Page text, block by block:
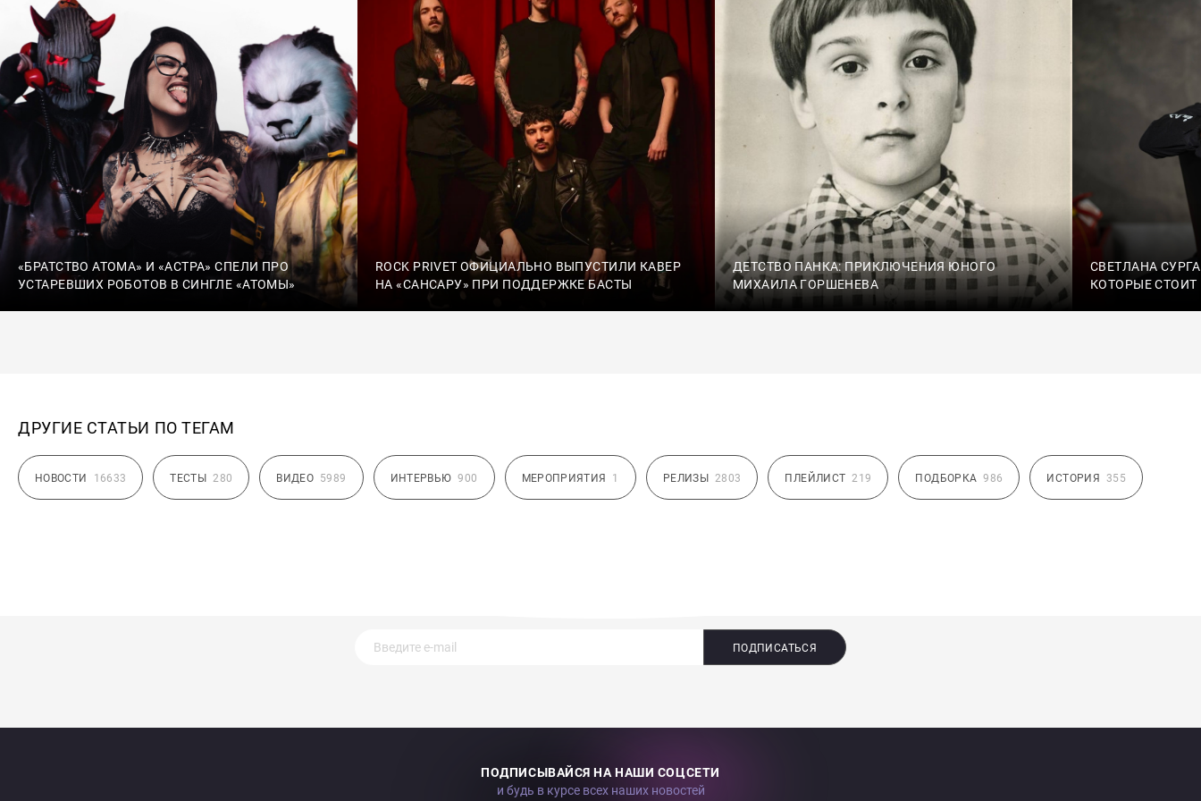
«БРАТСТВО АТОМА» И «АСТРА» СПЕЛИ ПРО
УСТАРЕВШИХ РОБОТОВ В СИНГЛЕ «АТОМЫ»
ROCK PRIVET ОФИЦИАЛЬНО ВЫПУСТИЛИ КАВЕР
НА «САНСАРУ» ПРИ ПОДДЕРЖКЕ БАСТЫ
ДЕТСТВО ПАНКА: ПРИКЛЮЧЕНИЯ ЮНОГО
МИХАИЛА ГОРШЕНЕВА
СВЕТЛАНА
КОТОРЫЕ
ДРУГИЕ СТАТЬИ ПО ТЕГАМ
НОВОСТИ 16633 ТЕСТЫ 280 ВИДЕО 5989 ИНТЕРВЬЮ 900 МЕРОПРИЯТИЯ 1 РЕЛИЗЫ 2803 ПЛЕЙЛИСТ 219 ПОДБОРКА 986 ИСТОРИЯ 355
ПОДПИСАТЬСЯ
ПОДПИСЫВАЙСЯ НА НАШИ СОЦСЕТИ
и будь в курсе всех наших новостей